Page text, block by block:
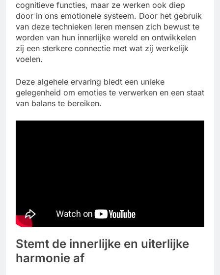
cognitieve functies, maar ze werken ook diep
door in ons emotionele systeem. Door het gebruik
van deze technieken leren mensen zich bewust te
worden van hun innerlijke wereld en ontwikkelen
zij een sterkere connectie met wat zij werkelijk
voelen.
Deze algehele ervaring biedt een unieke
gelegenheid om emoties te verwerken en een staat
van balans te bereiken.
Stemt de innerlijke en uiterlijke
harmonie af